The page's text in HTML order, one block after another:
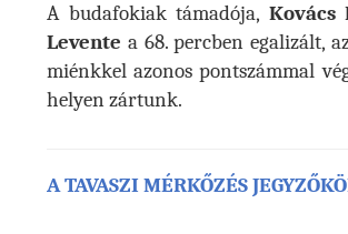
A budafokiak támadója, Kovács
Levente a 68. percben egalizált,
miénkkel azonos pontszámmal
helyen zártunk.
A TAVASZI MÉRKŐZÉS